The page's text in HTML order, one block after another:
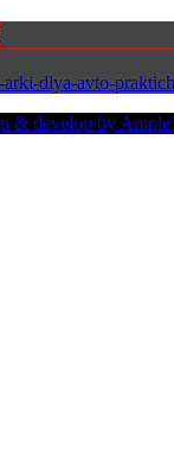
dlya-avto-
& develop by